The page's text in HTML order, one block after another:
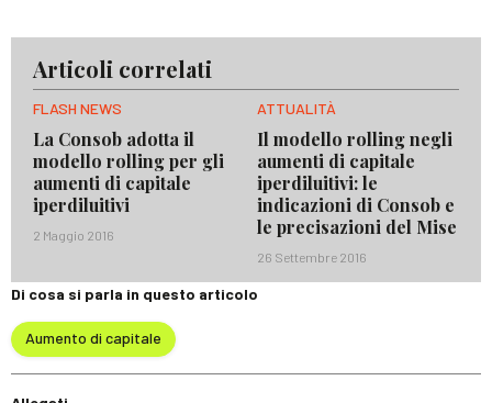
Articoli correlati
FLASH NEWS
La Consob adotta il
modello rolling per gli
aumenti di capitale
iperdiluitivi
2 Maggio 2016
ATTUALITÀ
Il modello rolling negli
aumenti di capitale
iperdiluitivi: le
indicazioni di Consob e
le precisazioni del Mise
26 Settembre 2016
Di cosa si parla in questo articolo
Aumento di capitale